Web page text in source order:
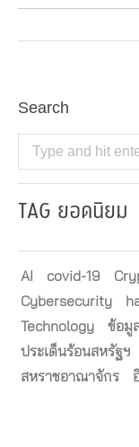
Search
Search:
TAG ยอดนิยม
AI covid-19
Cybersecurity
Technology
ข้อมู
ประเด็นร้อนสหรัฐฯ
สหราชอาณาจักร